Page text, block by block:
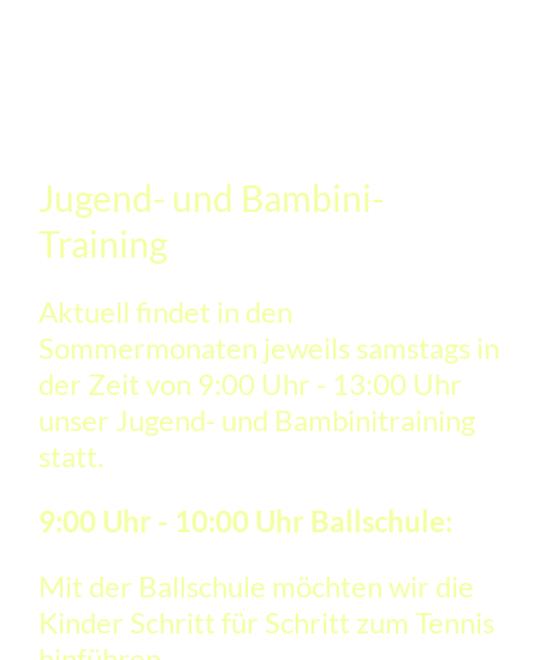
Jugend- und Bambini-
Training
Aktuell findet in den
Sommermonaten jeweils samstags in
der Zeit von 9:00 Uhr - 13:00 Uhr
unser Jugend- und Bambinitraining
statt.
9:00 Uhr - 10:00 Uhr Ballschule:
Mit der Ballschule möchten wir die
Kinder Schritt für Schritt zum Tennis